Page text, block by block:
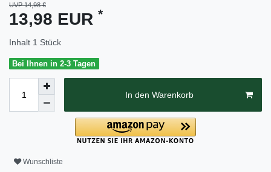
UVP 14,98 €
13,98 EUR *
Inhalt 1 Stück
Bei Ihnen in 2-3 Tagen
In den Warenkorb
Wunschliste